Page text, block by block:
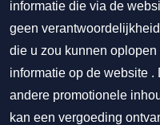
informatie die via de
geen
die u zou kunnen
informatie op de website
andere promotionele
kan een vergoeding